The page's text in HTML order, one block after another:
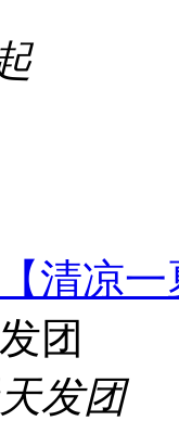
清凉
团
发团